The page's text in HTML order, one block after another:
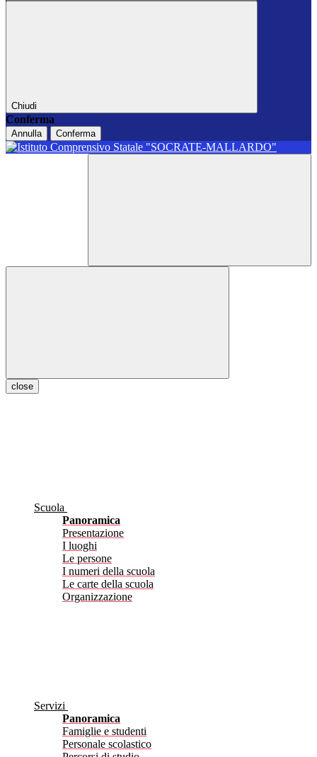
Chiudi
Conferma
Annulla Conferma
close
Scuola
Panoramica
Presentazione
I luoghi
Le persone
I numeri della scuola
Le carte della scuola
Organizzazione
Servizi
Panoramica
Famiglie e studenti
Personale scolastico